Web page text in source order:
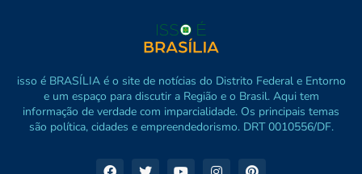
isso é BRASÍLIA é o site de notícias do Distrito Federal e Entorno
e um espaço para discutir a Região e o Brasil. Aqui tem
informação de verdade com imparcialidade. Os principais temas
são política, cidades e empreendedorismo. DRT 0010556/DF.